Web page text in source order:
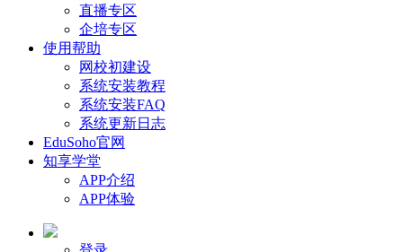
直播专区
企培专区
使用帮助
网校初建设
系统安装教程
系统安装FAQ
系统更新日志
EduSoho官网
知享学堂
APP介绍
APP体验